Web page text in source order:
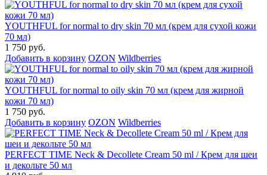
YOUTHFUL for normal to dry skin 70 мл (крем для сухой кожи
70 мл)
1 750 руб.
Добавить в корзину OZON Wildberries
YOUTHFUL for normal to oily skin 70 мл (крем для жирной
кожи 70 мл)
1 750 руб.
Добавить в корзину OZON Wildberries
PERFECT TIME Neck & Decollete Cream 50 ml / Крем для шеи
и декольте 50 мл